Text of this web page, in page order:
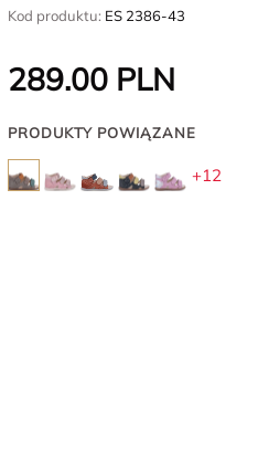
Kod produktu: ES 2386-43
289.00 PLN
PRODUKTY POWIĄZANE
+12